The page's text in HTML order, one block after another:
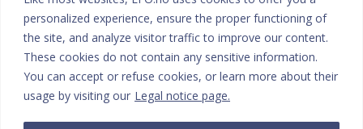
personalized experience, ensure the proper functioning of
the site, and analyze visitor traffic to improve our content.
These cookies do not contain any sensitive information.
You can accept or refuse cookies, or learn more about their
usage by visiting our Legal notice page.
Eduka
ProNote
Suivez nous Nous formons sur